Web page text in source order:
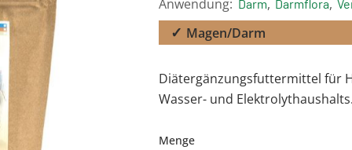
Anwendung: Darm, Darmflora,
Magen/Darm
Diätergänzungsfuttermittel für
Wasser- und
Menge